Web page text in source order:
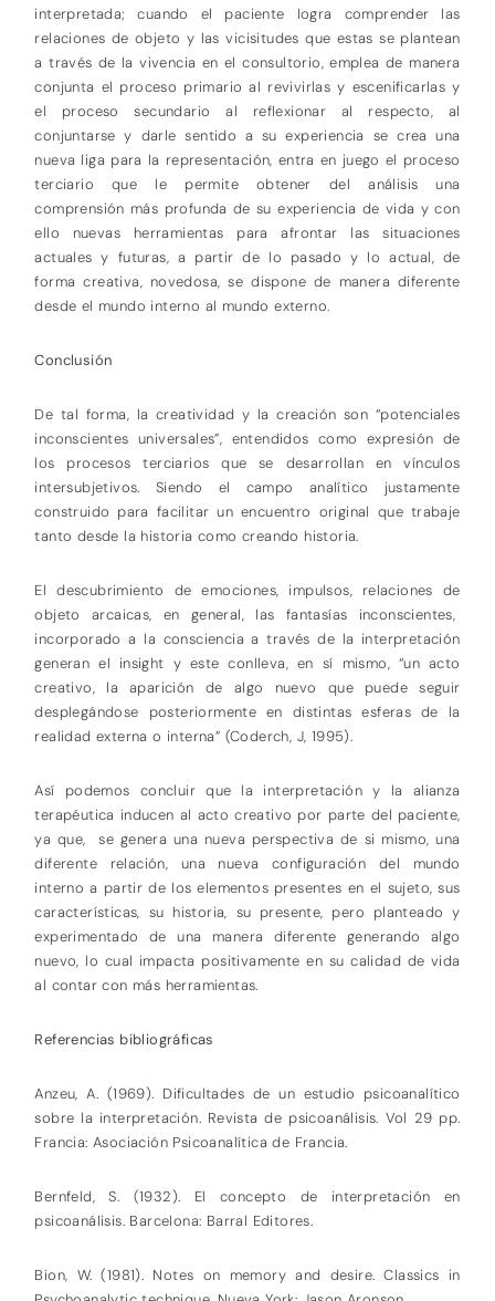
interpretada; cuando el paciente logra comprender las
relaciones de objeto y las vicisitudes que estas se plantean
a través de la vivencia en el consultorio, emplea de manera
conjunta el proceso primario al revivirlas y escenificarlas y
el proceso secundario al reflexionar al respecto, al
conjuntarse y darle sentido a su experiencia se crea una
nueva liga para la representación, entra en juego el proceso
terciario que le permite obtener del análisis una
comprensión más profunda de su experiencia de vida y con
ello nuevas herramientas para afrontar las situaciones
actuales y futuras, a partir de lo pasado y lo actual, de
forma creativa, novedosa, se dispone de manera diferente
desde el mundo interno al mundo externo.
Conclusión
De tal forma, la creatividad y la creación son “potenciales
inconscientes universales”, entendidos como expresión de
los procesos terciarios que se desarrollan en vínculos
intersubjetivos. Siendo el campo analítico justamente
construido para facilitar un encuentro original que trabaje
tanto desde la historia como creando historia.
El descubrimiento de emociones, impulsos, relaciones de
objeto arcaicas, en general, las fantasías inconscientes,
incorporado a la consciencia a través de la interpretación
generan el insight y este conlleva, en sí mismo, “un acto
creativo, la aparición de algo nuevo que puede seguir
desplegándose posteriormente en distintas esferas de la
realidad externa o interna” (Coderch, J, 1995).
Así podemos concluir que la interpretación y la alianza
terapéutica inducen al acto creativo por parte del paciente,
ya que, se genera una nueva perspectiva de si mismo, una
diferente relación, una nueva configuración del mundo
interno a partir de los elementos presentes en el sujeto, sus
características, su historia, su presente, pero planteado y
experimentado de una manera diferente generando algo
nuevo, lo cual impacta positivamente en su calidad de vida
al contar con más herramientas.
Referencias bibliográficas
Anzeu, A. (1969). Dificultades de un estudio psicoanalítico
sobre la interpretación. Revista de psicoanálisis. Vol 29 pp.
Francia: Asociación Psicoanalítica de Francia.
Bernfeld, S. (1932). El concepto de interpretación en
psicoanálisis. Barcelona: Barral Editores.
Bion, W. (1981). Notes on memory and desire. Classics in